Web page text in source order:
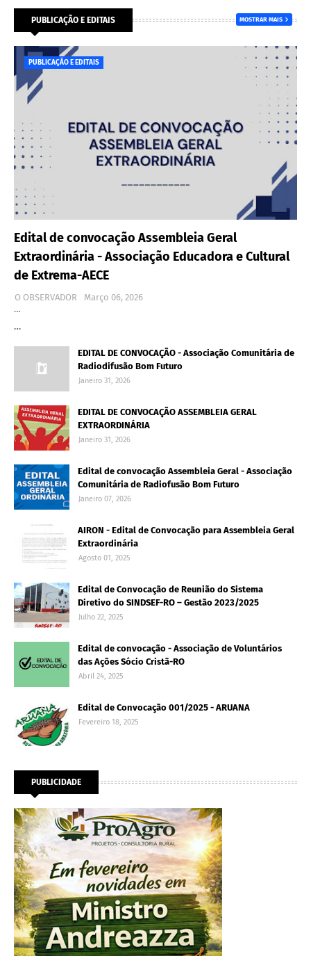
PUBLICAÇÃO E EDITAIS MOSTRAR MAIS
PUBLICAÇÃO E EDITAIS
Edital de convocação Assembleia Geral
Extraordinária - Associação Educadora e Cultural
de Extrema-AECE
O OBSERVADOR
Março 06, 2026
…
…
EDITAL DE CONVOCAÇÃO - Associação Comunitária de
Radiodifusão Bom Futuro
Janeiro 31, 2026
EDITAL DE CONVOCAÇÃO ASSEMBLEIA GERAL
EXTRAORDINÁRIA
Janeiro 31, 2026
Edital de convocação Assembleia Geral - Associação
Comunitária de Radiofusão Bom Futuro
Janeiro 07, 2026
AIRON - Edital de Convocação para Assembleia Geral
Extraordinária
Agosto 01, 2025
Edital de Convocação de Reunião do Sistema
Diretivo do SINDSEF-RO – Gestão 2023/2025
Julho 22, 2025
Edital de convocação - Associação de Voluntários
das Ações Sócio Cristã-RO
Abril 24, 2025
Edital de Convocação 001/2025 - ARUANA
Fevereiro 18, 2025
PUBLICIDADE